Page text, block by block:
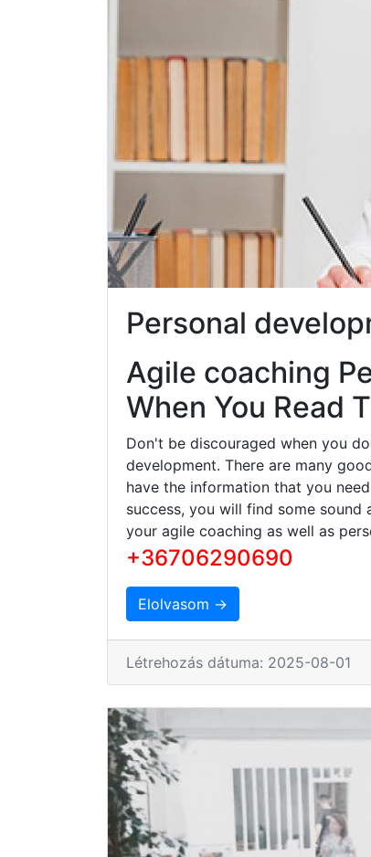
Personal
Agile coaching
When You Read
Don't be discouraged when you
development. There are many
have the information that you
success, you will find some
your agile coaching as well as
+36706290690
Elolvasom →
Létrehozás dátuma: 2025-08-01